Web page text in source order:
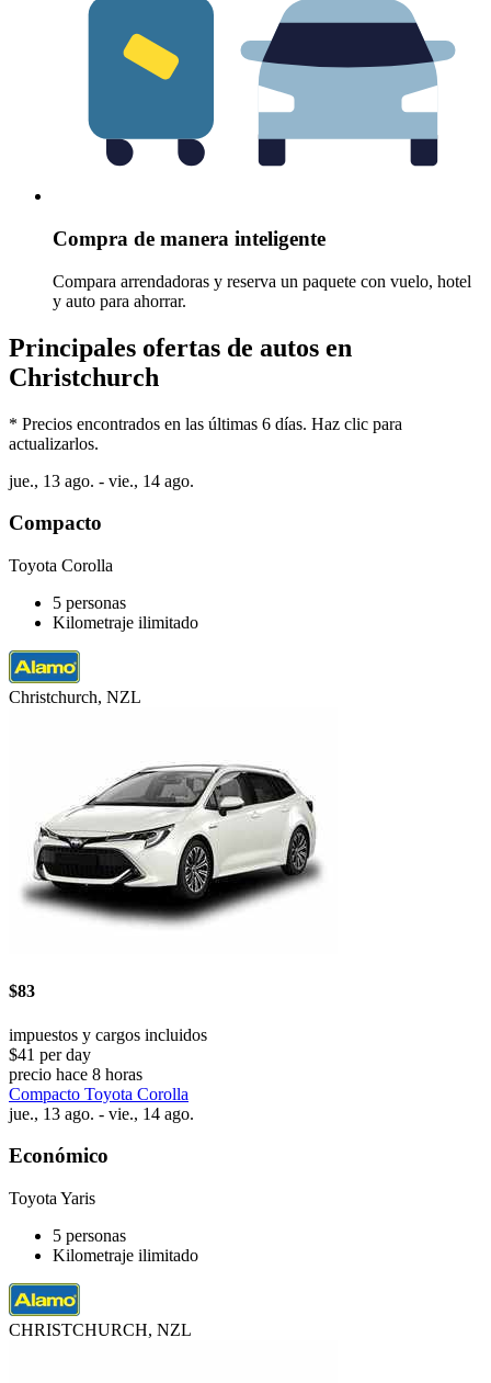
Compra de manera inteligente
Compara arrendadoras y reserva un paquete con vuelo, hotel
y auto para ahorrar.
Principales ofertas de autos en
Christchurch
* Precios encontrados en las últimas 6 días. Haz clic para
actualizarlos.
jue., 13 ago. - vie., 14 ago.
Compacto
Toyota Corolla
5 personas
Kilometraje ilimitado
Christchurch, NZL
$83
impuestos y cargos incluidos
$41 per day
precio hace 8 horas
Compacto Toyota Corolla
jue., 13 ago. - vie., 14 ago.
Económico
Toyota Yaris
5 personas
Kilometraje ilimitado
CHRISTCHURCH, NZL